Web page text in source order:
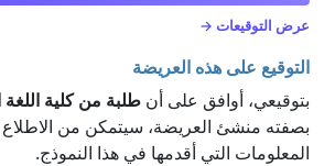
عرض التوقيعات →
التوقيع على هذه العريضة
بتوقيعي، أوافق على أن طلبة من كلية اللغة
بصفته منشئ العريضة، سيتمكن من
المعلومات التي أقدمها في هذا النموذج.